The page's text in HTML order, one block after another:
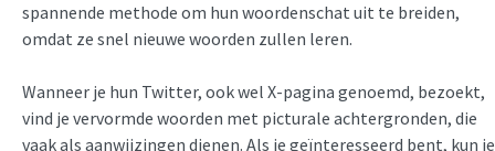
spannende methode om hun woordenschat uit te breiden,
omdat ze snel nieuwe woorden zullen leren.
Wanneer je hun Twitter, ook wel X-pagina genoemd, bezoekt,
vind je vervormde woorden met picturale achtergronden, die
vaak als aanwijzingen dienen. Als je geïnteresseerd bent, kun je